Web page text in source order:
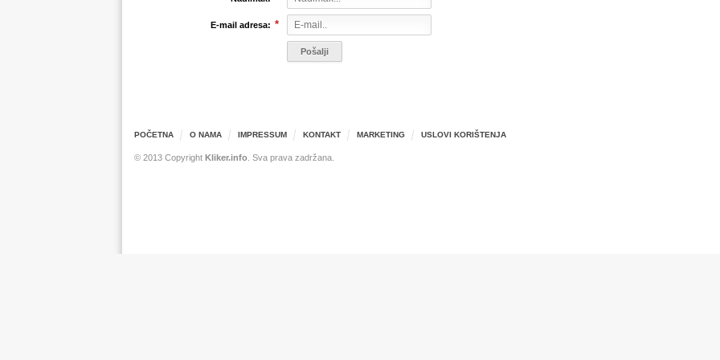
E-mail adresa: *
POČETNA O NAMA IMPRESSUM KONTAKT MARKETING USLOVI KORIŠTENJA
© 2013 Copyright Kliker.info . Sva prava zadržana.